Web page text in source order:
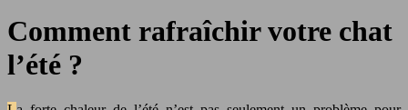
Comment rafraîchir votre chat
l’été ?